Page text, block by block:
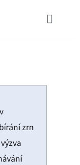
Toggle
zrn